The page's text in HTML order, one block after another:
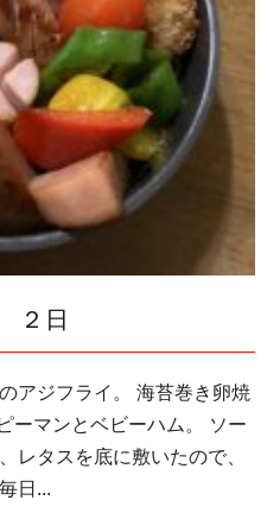
２日
アジフライ。 海苔巻き卵焼
ーマンとベビーハム。 ソー
レタスを底に敷いたので、
日...